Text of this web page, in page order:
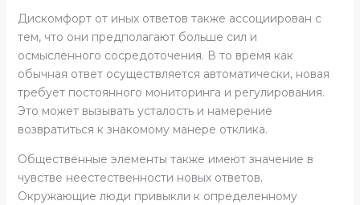
Дискомфорт от иных ответов также ассоциирован с
тем, что они предполагают больше сил и
осмысленного сосредоточения. В то время как
обычная ответ осуществляется автоматически, новая
требует постоянного мониторинга и регулирования.
Это может вызывать усталость и намерение
возвратиться к знакомому манере отклика.
Общественные элементы также имеют значение в
чувстве неестественности новых ответов.
Окружающие люди привыкли к определенному